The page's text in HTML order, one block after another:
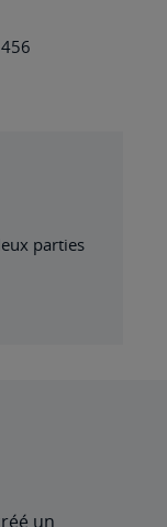
parties
un